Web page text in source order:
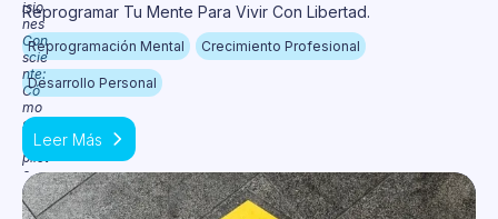
Reprogramar Tu Mente Para Vivir Con Libertad.
Reprogramación Mental Crecimiento Profesional
Desarrollo Personal
Leer Más